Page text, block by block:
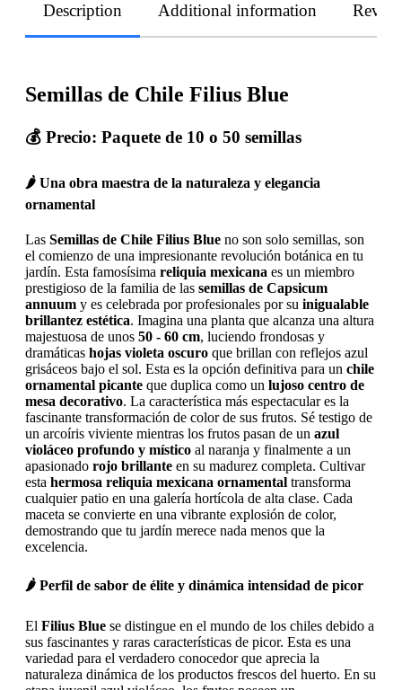
Description Additional information
Semillas de Chile Filius Blue
💰 Precio: Paquete de 10 o 50 semillas
🌶️ Una obra maestra de la naturaleza y elegancia
ornamental
Las Semillas de Chile Filius Blue no son solo semillas, son
el comienzo de una impresionante revolución botánica en tu
jardín. Esta famosísima reliquia mexicana es un miembro
prestigioso de la familia de las semillas de Capsicum
annuum y es celebrada por profesionales por su inigualable
brillantez estética. Imagina una planta que alcanza una altura
majestuosa de unos 50 - 60 cm, luciendo frondosas y
dramáticas hojas violeta oscuro que brillan con reflejos azul
grisáceos bajo el sol. Esta es la opción definitiva para un chile
ornamental picante que duplica como un lujoso centro de
mesa decorativo. La característica más espectacular es la
fascinante transformación de color de sus frutos. Sé testigo de
un arcoíris viviente mientras los frutos pasan de un azul
violáceo profundo y místico al naranja y finalmente a un
apasionado rojo brillante en su madurez completa. Cultivar
esta hermosa reliquia mexicana ornamental transforma
cualquier patio en una galería hortícola de alta clase. Cada
maceta se convierte en una vibrante explosión de color,
demostrando que tu jardín merece nada menos que la
excelencia.
🌶️ Perfil de sabor de élite y dinámica intensidad de picor
El Filius Blue se distingue en el mundo de los chiles debido a
sus fascinantes y raras características de picor. Esta es una
variedad para el verdadero conocedor que aprecia la
naturaleza dinámica de los productos frescos del huerto. En su